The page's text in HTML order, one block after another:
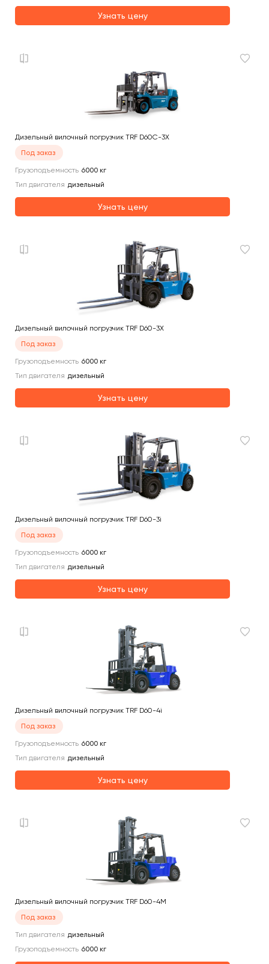
Узнать цену
Дизельный вилочный погрузчик TRF D60C-3X
Под заказ
Грузоподъемность 6000 кг
Тип двигателя дизельный
Узнать цену
Дизельный вилочный погрузчик TRF D60-3X
Под заказ
Грузоподъемность 6000 кг
Тип двигателя дизельный
Узнать цену
Дизельный вилочный погрузчик TRF D60-3i
Под заказ
Грузоподъемность 6000 кг
Тип двигателя дизельный
Узнать цену
Дизельный вилочный погрузчик TRF D60-4i
Под заказ
Грузоподъемность 6000 кг
Тип двигателя дизельный
Узнать цену
Дизельный вилочный погрузчик TRF D60-4M
Под заказ
Тип двигателя дизельный
Грузоподъемность 6000 кг